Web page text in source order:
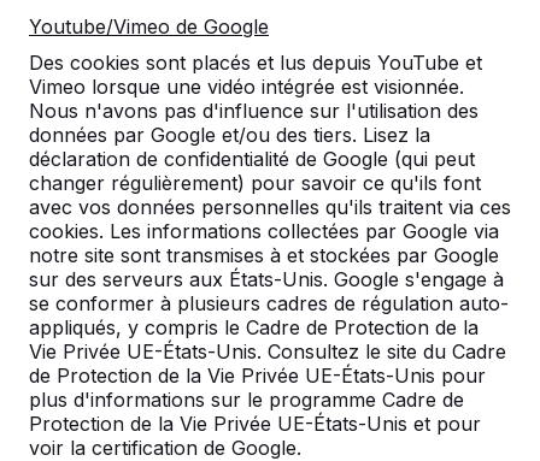
Youtube/Vimeo de Google
Des cookies sont placés et lus depuis YouTube et
Vimeo lorsque une vidéo intégrée est visionnée.
Nous n'avons pas d'influence sur l'utilisation des
données par Google et/ou des tiers. Lisez la
déclaration de confidentialité de Google (qui peut
changer régulièrement) pour savoir ce qu'ils font
avec vos données personnelles qu'ils traitent via ces
cookies. Les informations collectées par Google via
notre site sont transmises à et stockées par Google
sur des serveurs aux États-Unis. Google s'engage à
se conformer à plusieurs cadres de régulation auto-
appliqués, y compris le Cadre de Protection de la
Vie Privée UE-États-Unis. Consultez le site du Cadre
de Protection de la Vie Privée UE-États-Unis pour
plus d'informations sur le programme Cadre de
Protection de la Vie Privée UE-États-Unis et pour
voir la certification de Google.
personnes
€ 2.500,00 hors TVA
Sélectionnez une variante:
Voir le produit